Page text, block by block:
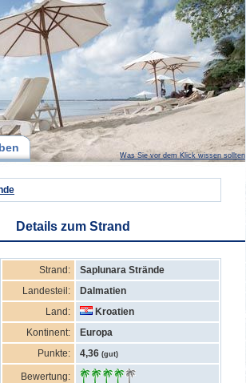
Was Sie vor dem Klick wissen sollten
Details zum Strand
Strand:
Saplunara Strände
Landesteil:
Dalmatien
Land:
Kroatien
Kontinent:
Europa
Punkte:
4,36 (gut)
Bewertung: